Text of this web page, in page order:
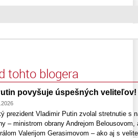
tohto blogera
povyšuje úspešných veliteľov!
prezident Vladimir Putin zvolal stretnutie s
– ministrom obrany Andrejom
Valerijom Gerasimovom – ako aj s